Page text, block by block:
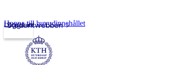
Studentwebben
Logga in
Hoppa till huvudinnehållet